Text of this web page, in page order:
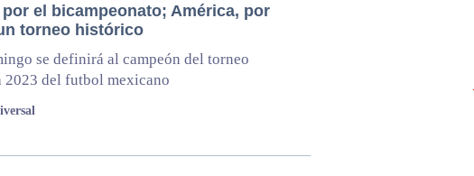
el bicampeonato; América, por
torneo histórico
se definirá al campeón del torneo
2023 del futbol mexicano